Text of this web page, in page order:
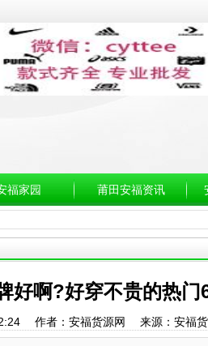
福家园 莆田安福资讯
好啊?好穿不贵的热门
作者：安福货源网 来源：安福